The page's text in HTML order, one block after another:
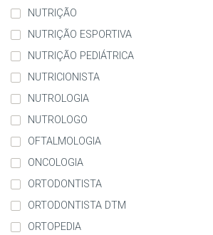
NUTRIÇÃO
NUTRIÇÃO ESPORTIVA
NUTRIÇÃO PEDIÁTRICA
NUTRICIONISTA
NUTROLOGIA
NUTROLOGO
OFTALMOLOGIA
ONCOLOGIA
ORTODONTISTA
ORTODONTISTA DTM
ORTOPEDIA